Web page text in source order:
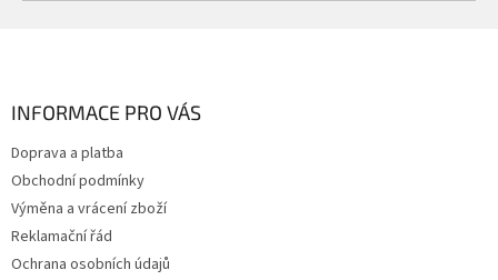
INFORMACE PRO VÁS
Doprava a platba
Obchodní podmínky
Výměna a vrácení zboží
Reklamační řád
Ochrana osobních údajů